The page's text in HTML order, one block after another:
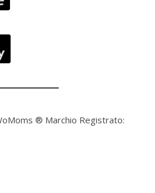
® Marchio Registrato: